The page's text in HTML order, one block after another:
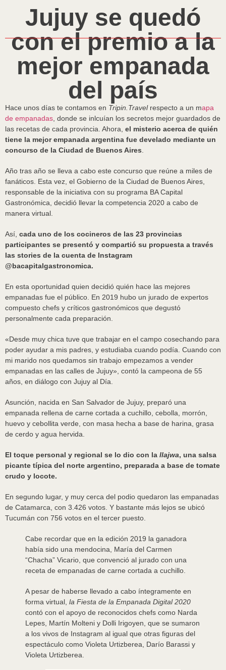
Jujuy se quedó
con el premio a la
mejor empanada
del país
Hace unos días te contamos en Tripin.Travel respecto a un mapa
de empanadas , donde se inlcuían los secretos mejor guardados de
las recetas de cada provincia. Ahora, el misterio acerca de quién
tiene la mejor empanada argentina fue develado mediante un
concurso de la Ciudad de Buenos Aires
Año tras año se lleva a cabo este concurso que reúne a miles de
fanáticos. Esta vez, el Gobierno de la Ciudad de Buenos Aires,
responsable de la iniciativa con su programa BA Capital
Gastronómica, decidió llevar la competencia 2020 a cabo de
manera virtual.
Así, cada uno de los cocineros de las 23 provincias
participantes se presentó y compartió su propuesta a través
las stories de la cuenta de Instagram
@bacapitalgastronomica.
En esta oportunidad quien decidió quién hace las mejores
empanadas fue el público. En 2019 hubo un jurado de expertos
compuesto chefs y críticos gastronómicos que degustó
personalmente cada preparación.
«Desde muy chica tuve que trabajar en el campo cosechando para
poder ayudar a mis padres, y estudiaba cuando podía. Cuando con
mi marido nos quedamos sin trabajo empezamos a vender
empanadas en las calles de Jujuy», contó la campeona de 55
años, en diálogo con Jujuy al Día.
Asunción, nacida en San Salvador de Jujuy, preparó una
empanada rellena de carne cortada a cuchillo, cebolla, morrón,
huevo y cebollita verde, con masa hecha a base de harina, grasa
de cerdo y agua hervida.
El toque personal y regional se lo dio con la llajwa, una salsa
picante típica del norte argentino, preparada a base de tomate
crudo y locote.
En segundo lugar, y muy cerca del podio quedaron las empanadas
de Catamarca, con 3.426 votos. Y bastante más lejos se ubicó
Tucumán con 756 votos en el tercer puesto.
Cabe recordar que en la edición 2019 la ganadora
había sido una mendocina, María del Carmen
“Chacha” Vicario, que convenció al jurado con una
receta de empanadas de carne cortada a cuchillo.
A pesar de haberse llevado a cabo íntegramente en
forma virtual, la Fiesta de la Empanada Digital 2020
contó con el apoyo de reconocidos chefs como Narda
Lepes, Martín Molteni y Dolli Irigoyen, que se sumaron
a los vivos de Instagram al igual que otras figuras del
espectáculo como Violeta Urtizberea, Darío Barassi y
Violeta Urtizberea.